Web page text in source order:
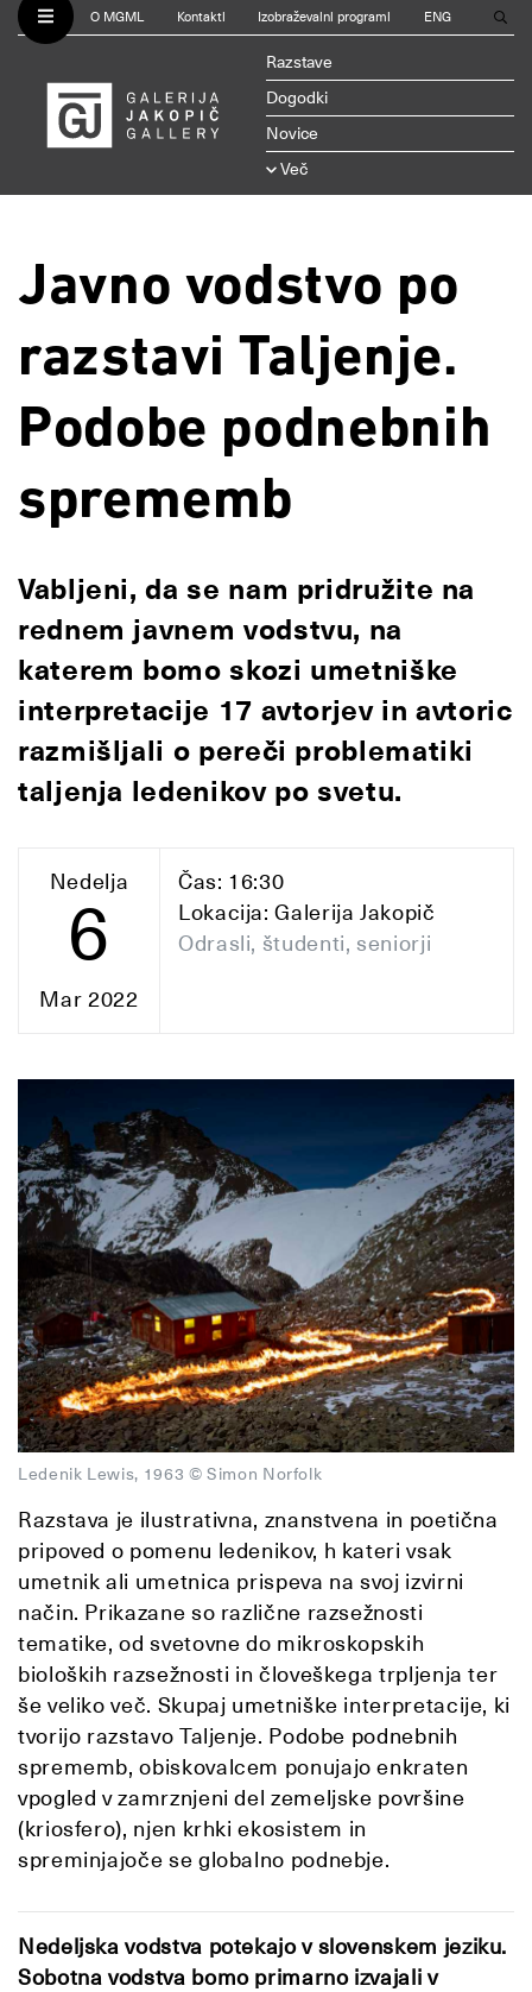
O MGML Kontakti Izobraževalni programi ENG
Razstave
Dogodki
Novice
Več
Javno vodstvo po
razstavi Taljenje.
Podobe podnebnih
sprememb
Vabljeni, da se nam pridružite na
rednem javnem vodstvu, na
katerem bomo skozi umetniške
interpretacije 17 avtorjev in avtoric
razmišljali o pereči problematiki
taljenja ledenikov po svetu.
Nedelja
6
Mar 2022
Čas: 16:30
Lokacija: Galerija Jakopič
Odrasli, študenti, seniorji
Ledenik Lewis, 1963 © Simon Norfolk
Razstava je ilustrativna, znanstvena in poetična
pripoved o pomenu ledenikov, h kateri vsak
umetnik ali umetnica prispeva na svoj izvirni
način. Prikazane so različne razsežnosti
tematike, od svetovne do mikroskopskih
bioloških razsežnosti in človeškega trpljenja ter
še veliko več. Skupaj umetniške interpretacije, ki
tvorijo razstavo Taljenje. Podobe podnebnih
sprememb, obiskovalcem ponujajo enkraten
vpogled v zamrznjeni del zemeljske površine
(kriosfero), njen krhki ekosistem in
spreminjajoče se globalno podnebje.
Nedeljska vodstva potekajo v slovenskem jeziku.
Sobotna vodstva bomo primarno izvajali v